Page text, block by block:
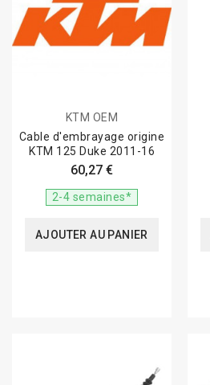
KTM OEM
Cable d'embrayage origine
KTM 125 Duke 2011-16
60,27 €
2-4 semaines*
AJOUTER AU PANIER